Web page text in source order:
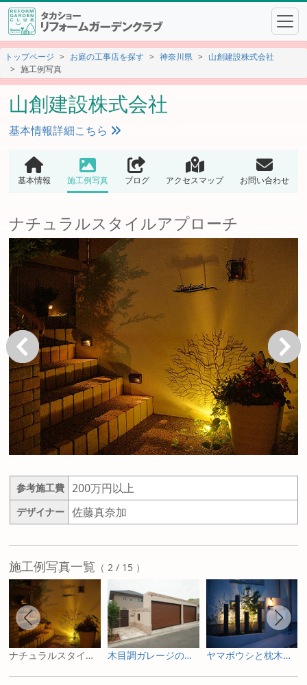
トップページ お庭の工事店を探す 神奈川県
山創建設株式会社
施工例写真
山創建設株式会社
基本情報詳細こちら
基本情報 施工例写真 ブログ アクセスマップ お問い合わせ
ナチュラルスタイルアプローチ
戻る 次へ
参考施工費 200万円以上
デザイナー 佐藤真奈加
施工例写真一覧 （ 2 / 15 ）
ナチュラルスタイルアプローチ 木目調ガレージのエクステリア ヤマボウシと枕木のエクステリア